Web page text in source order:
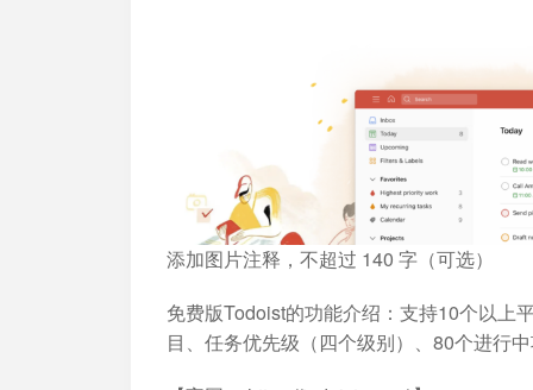
添加图片注释，不超过 140 字（可选）
免费版Todoist的功能介绍：支持10个以上
目、任务优先级（四个级别）、80个进行